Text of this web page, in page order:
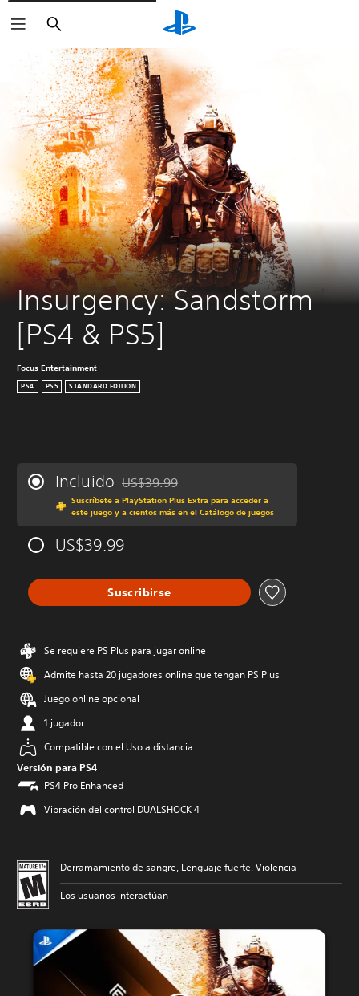
Buscar
Insurgency: Sandstorm
[PS4 & PS5]
Focus Entertainment
PS4 PS5 STANDARD EDITION
Incluido Rebajado del precio original de US$39.99
US$39.99
Suscríbete a PlayStation Plus Extra para acceder a
este juego y a cientos más en el Catálogo de juegos
US$39.99
Suscribirse
Se requiere PS Plus para jugar online
Admite hasta 20 jugadores online que tengan PS Plus
Juego online opcional
1 jugador
Compatible con el Uso a distancia
Versión para PS4
PS4 Pro Enhanced
Vibración del control DUALSHOCK 4
Derramamiento de sangre, Lenguaje fuerte, Violencia
Los usuarios interactúan